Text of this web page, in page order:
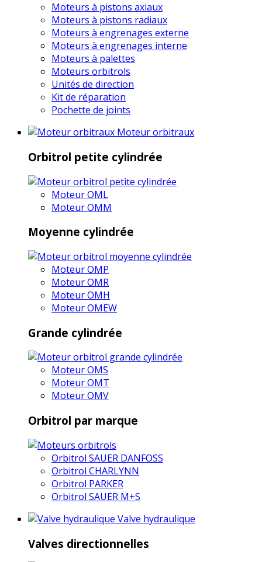
Moteurs à pistons axiaux
Moteurs à pistons radiaux
Moteurs à engrenages externe
Moteurs à engrenages interne
Moteurs à palettes
Moteurs orbitrols
Unités de direction
Kit de réparation
Pochette de joints
Moteur orbitraux
Orbitrol petite cylindrée
Moteur OML
Moteur OMM
Moyenne cylindrée
Moteur OMP
Moteur OMR
Moteur OMH
Moteur OMEW
Grande cylindrée
Moteur OMS
Moteur OMT
Moteur OMV
Orbitrol par marque
Orbitrol SAUER DANFOSS
Orbitrol CHARLYNN
Orbitrol PARKER
Orbitrol SAUER M+S
Valve hydraulique
Valves directionnelles